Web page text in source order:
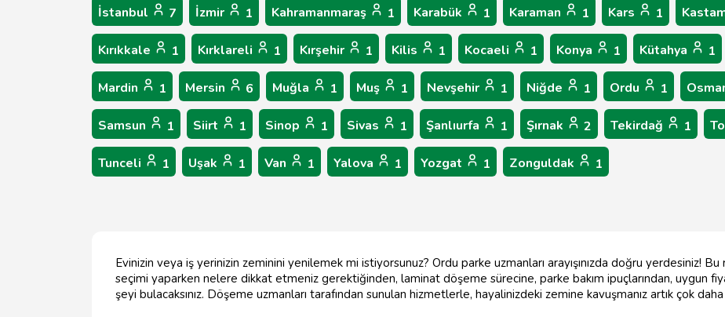
İstanbul 7 İzmir 1 Kahramanmaraş 1 Karabük 1 Karaman 1 Kars 1
Kırıkkale 1 Kırklareli 1 Kırşehir 1 Kilis 1 Kocaeli 1 Konya 1 Kütahya 1
Mardin 1 Mersin 6 Muğla 1 Muş 1 Nevşehir 1 Niğde 1 Ordu 1
Samsun 1 Siirt 1 Sinop 1 Sivas 1 Şanlıurfa 1 Şırnak 2 Tekirdağ 1
Tunceli 1 Uşak 1 Van 1 Yalova 1 Yozgat 1 Zonguldak 1
Evinizin veya iş yerinizin zeminini yenilemek mi istiyorsunuz? Ordu parke uzmanları arayışınızda doğru yerdesiniz!
seçimi yaparken nelere dikkat etmeniz gerektiğinden, laminat döşeme sürecine, parke bakım ipuçlarından, uygun
şeyi bulacaksınız. Döşeme uzmanları tarafından sunulan hizmetlerle, hayalinizdeki zemine kavuşmanız artık çok